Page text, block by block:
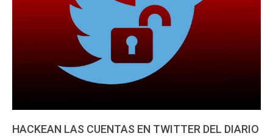
HACKEAN LAS CUENTAS EN TWITTER DEL DIARIO